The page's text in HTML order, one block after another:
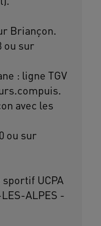
Briançon.
ou sur
: ligne TGV
avec les
ou sur
UCPA
ALPES -